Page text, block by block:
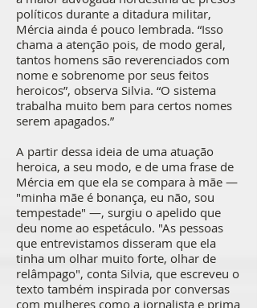
políticos durante a ditadura militar,
Mércia ainda é pouco lembrada. “Isso
chama a atenção pois, de modo geral,
tantos homens são reverenciados com
nome e sobrenome por seus feitos
heroicos”, observa Silvia. “O sistema
trabalha muito bem para certos nomes
serem apagados.”
A partir dessa ideia de uma atuação
heroica, a seu modo, e de uma frase de
Mércia em que ela se compara à mãe —
"minha mãe é bonança, eu não, sou
tempestade" —, surgiu o apelido que
deu nome ao espetáculo. "As pessoas
que entrevistamos disseram que ela
tinha um olhar muito forte, olhar de
relâmpago", conta Silvia, que escreveu o
texto também inspirada por conversas
com mulheres como a jornalista e prima